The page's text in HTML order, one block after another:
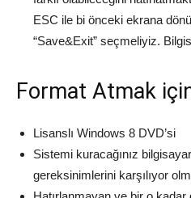
ESC ile bi önceki ekrana
“Save&Exit” seçmeliyiz.
Format Atmak
Lisanslı Windows 8 DVD’si
Sistemi kuracağınız
gereksinimlerini karşılıyor